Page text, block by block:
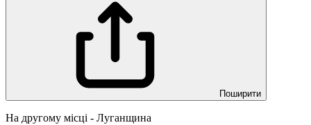
Поширити
На другому місці - Луганщина